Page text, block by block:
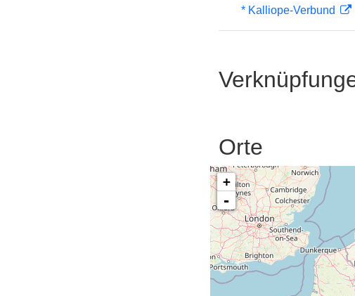
* Kalliope-Verbund
Orte
+
-